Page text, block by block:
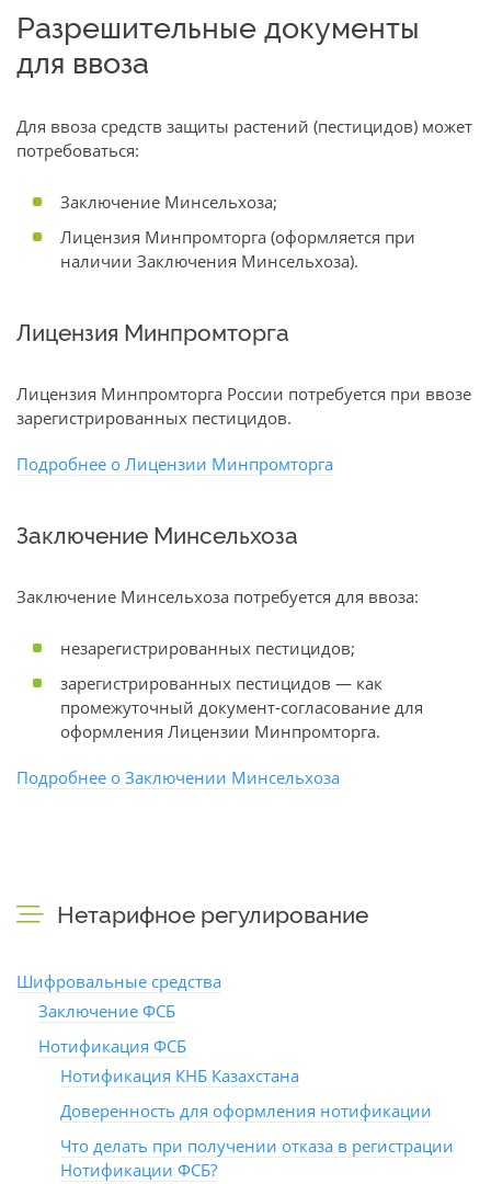
Разрешительные документы
для ввоза
Для ввоза средств защиты растений (пестицидов) может
потребоваться:
Заключение Минсельхоза;
Лицензия Минпромторга (оформляется при
наличии Заключения Минсельхоза).
Лицензия Минпромторга
Лицензия Минпромторга России потребуется при ввозе
зарегистрированных пестицидов.
Подробнее о Лицензии Минпромторга
Заключение Минсельхоза
Заключение Минсельхоза потребуется для ввоза:
незарегистрированных пестицидов;
зарегистрированных пестицидов — как
промежуточный документ-согласование для
оформления Лицензии Минпромторга.
Подробнее о Заключении Минсельхоза
Нетарифное регулирование
Шифровальные средства
Заключение ФСБ
Нотификация ФСБ
Нотификация КНБ Казахстана
Доверенность для оформления нотификации
Что делать при получении отказа в регистрации
Нотификации ФСБ?